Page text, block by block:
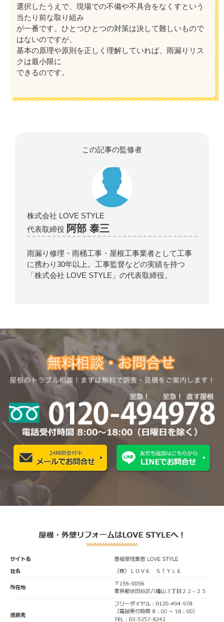
選択したうえで、現場での不備や不具合をなくすという
当たり前な取り組み
が一番です。ひとつひとつの対策は決して難しいもので
はないのですが、
基本の原理や原則を正しく理解していれば、雨漏りリス
クは最小限に
できるのです。
この記事の監修者
株式会社 LOVE STYLE
代表取締役 阿部 泰三
雨漏り修理・雨桶工事・屋根工事業者として工事
に携わり30年以上。工事監督などの実績を持つ
「株式会社 LOVE STYLE」の代表取締役。